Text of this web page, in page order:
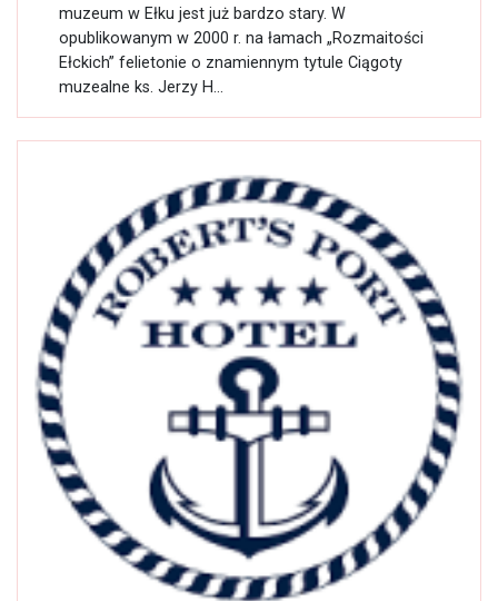
muzeum w Ełku jest już bardzo stary. W
opublikowanym w 2000 r. na łamach „Rozmaitości
Ełckich” felietonie o znamiennym tytule Ciągoty
muzealne ks. Jerzy H...